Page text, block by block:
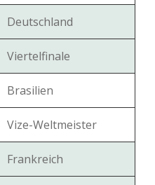
Deutschland
Viertelfinale
Brasilien
Vize-Weltmeister
Frankreich